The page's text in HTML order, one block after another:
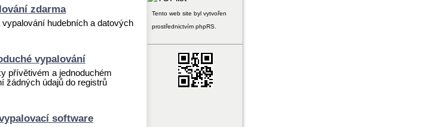
zdarma
hudebních a datových
vypalování
přívětivém a jednoduchém
žádných údajů do registrů
software
Tento web site byl vytvořen
prostřednictvím phpRS.